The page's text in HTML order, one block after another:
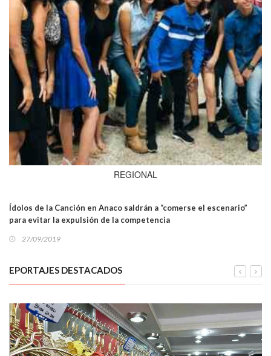
REGIONAL
Ídolos de la Canción en Anaco saldrán a “comerse el escenario”
para evitar la expulsión de la competencia
27/09/2019
EPORTAJES DESTACADOS